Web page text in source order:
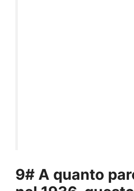
9# A quanto